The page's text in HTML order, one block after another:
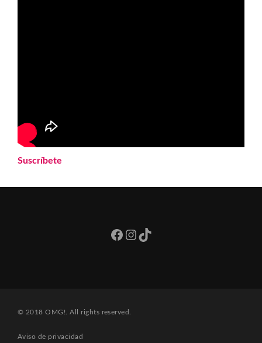
Suscríbete
Facebook
Instagram
TikTok
© 2018 OMG!. All rights reserved.
Aviso de privacidad